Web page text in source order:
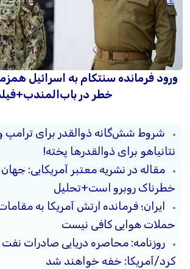
ورود فرمانده سنتکام به اسرائیل
خطر در
شروط شش‌گانه ذوالقدر برای ترامپ
نتانیاهو برای ذوالقدرها پخته!
مقاله در نشریه معتبر آمریکایی:
خطرناک روبرو است+تحلیل
ایران؛ فرمانده ارتش آمریکا به
حملات هوایی کافی نیست
روزنامه: محاصره دریایی صادرات نفت
کرد/آمریکا: خفه خواهند شد